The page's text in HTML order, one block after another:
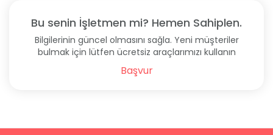
Bu senin İşletmen mi? Hemen Sahiplen.
Bilgilerinin güncel olmasını sağla. Yeni müşteriler
bulmak için lütfen ücretsiz araçlarımızı kullanın
Başvur